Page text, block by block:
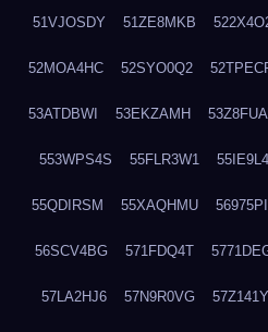
51VJOSDY 51ZE8MKB
52MOA4HC 52SYO0Q2
53ATDBWI 53EKZAMH
553WPS4S 55FLR3W1
55QDIRSM 55XAQHMU
56SCV4BG 571FDQ4T
57LA2HJ6 57N9R0VG